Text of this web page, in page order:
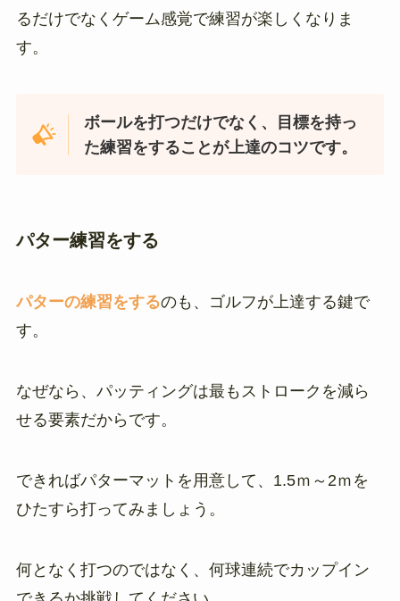
るだけでなくゲーム感覚で練習が楽しくなりま
す。
ボールを打つだけでなく、目標を持っ
た練習をすることが上達のコツです。
パター練習をする
パターの練習をするのも、ゴルフが上達する鍵で
す。
なぜなら、パッティングは最もストロークを減ら
せる要素だからです。
できればパターマットを用意して、1.5ｍ～2ｍを
ひたすら打ってみましょう。
何となく打つのではなく、何球連続でカップイン